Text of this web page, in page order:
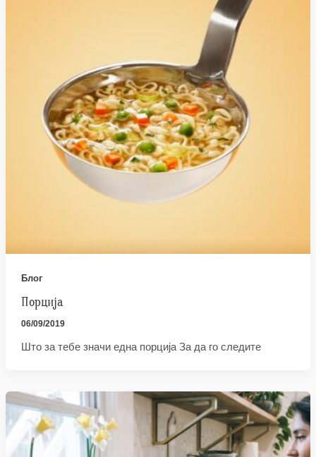
Блог
Порција
06/09/2019
Што за тебе значи една порција За да го следите